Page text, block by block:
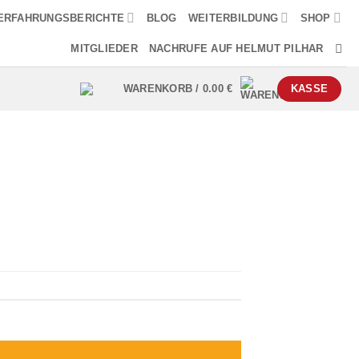
BLOG WEITERBILDUNG SHOP
MITGLIEDER NACHRUFE AUF HELMUT PILHAR
WARENKORB / 0.00€ KASSE